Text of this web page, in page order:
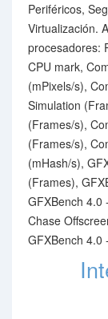
Periféricos,
Virtualización.
procesadores:
CPU mark,
(mPixels/s),
Simulation
(Frames/s),
(Frames/s),
(mHash/s),
(Frames),
GFXBench 4.0
Chase
GFXBench 4.0